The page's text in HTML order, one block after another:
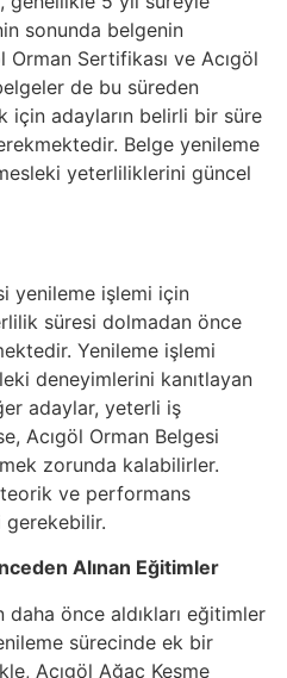
sonunda belgenin
Orman Sertifikası ve Acıgöl
de bu süreden
için adayların belirli bir süre
Belge yenileme
yeterliliklerini güncel
yenileme işlemi için
süresi dolmadan önce
Yenileme işlemi
deneyimlerini kanıtlayan
adaylar, yeterli iş
Acıgöl Orman Belgesi
zorunda kalabilirler.
teorik ve performans
gerekebilir.
Alınan Eğitimler
daha önce aldıkları eğitimler
sürecinde ek bir
Acıgöl Ağaç Kesme